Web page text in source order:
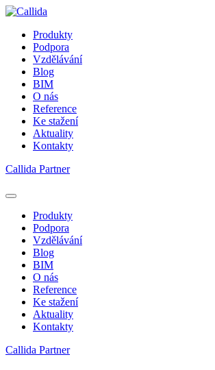
Produkty
Podpora
Vzdělávání
Blog
BIM
O nás
Reference
Ke stažení
Aktuality
Kontakty
Callida Partner
Produkty
Podpora
Vzdělávání
Blog
BIM
O nás
Reference
Ke stažení
Aktuality
Kontakty
Callida Partner